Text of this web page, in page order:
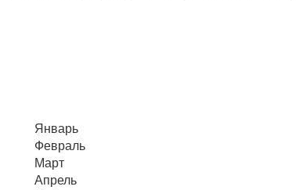
Январь
Февраль
Март
Апрель